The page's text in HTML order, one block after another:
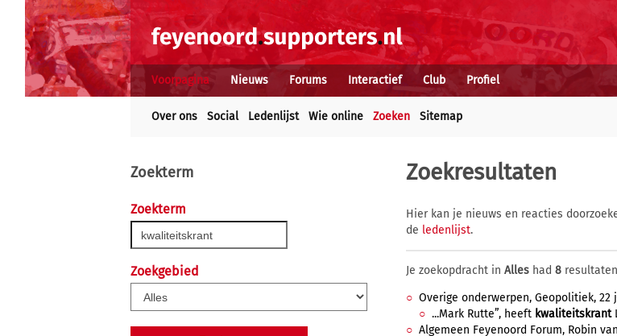
Voorpagina Nieuws Forums Interactief Club Profiel
Over ons Social Ledenlijst Wie online Zoeken Sitemap
Zoekterm
Zoekterm
Zoekgebied
Zoekresultaten
Hier kan je nieuws en reacties
de ledenlijst.
Je zoekopdracht in Alles had 8
Overige onderwerpen, Geopolitiek, 22
...Mark Rutte”, heeft kwaliteitskrant
Algemeen Feyenoord Forum, Robin